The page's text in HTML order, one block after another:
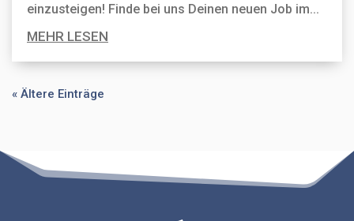
einzusteigen! Finde bei uns Deinen neuen Job im...
MEHR LESEN
« Ältere Einträge